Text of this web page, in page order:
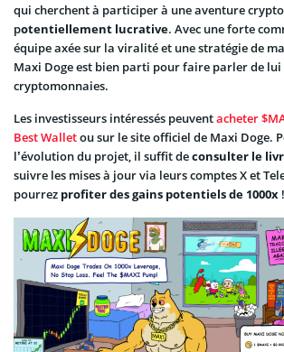
qui cherchent à participer à une aventure
potentiellement lucrative. Avec une forte
équipe axée sur la viralité et une stratégie de
Maxi Doge est bien parti pour faire parler de lui
cryptomonnaies.
Les investisseurs intéressés peuventacheter
Best Walletou sur le site officiel de Maxi Doge.
l’évolution du projet, il suffit deconsulter le
suivre les mises à jour via leurs comptes X et
pourrez profiter des gains potentiels de 1000x !